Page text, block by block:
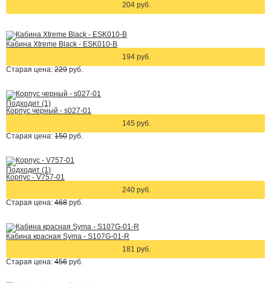
204 руб.
Кабина Xtreme Black - ESK010-B
194 руб.
Старая цена: 229 руб.
Подходит (1)
Корпус черный - s027-01
145 руб.
Старая цена: 150 руб.
Подходит (1)
Корпус - V757-01
240 руб.
Старая цена: 468 руб.
Кабина красная Syma - S107G-01-R
181 руб.
Старая цена: 456 руб.